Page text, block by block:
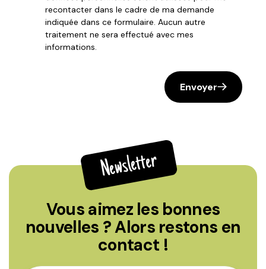
recontacter dans le cadre de ma demande
indiquée dans ce formulaire. Aucun autre
traitement ne sera effectué avec mes
informations.
Envoyer
Newsletter
Vous aimez les bonnes
nouvelles ? Alors restons en
contact !